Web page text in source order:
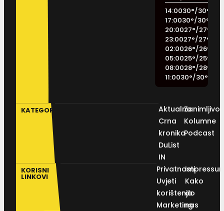
14:0030°/30°
17:0030°/30°
20:0027°/27°
23:0027°/27°
02:0026°/26°
05:0025°/25°
08:0028°/28°
11:0030°/30°
KATEGORIJE
Aktualno
Crna
kronika
DuList
IN
Kolumne
Podcast
KORISNI
LINKOVI
Privatnosti
Uvjeti
korištenja
Marketing
Kako
do
nas